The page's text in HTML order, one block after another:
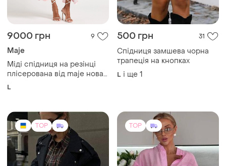
Міді спідниця на резінці
плісерована від maje нова
оригінал
L і ще 1
TOP TOP